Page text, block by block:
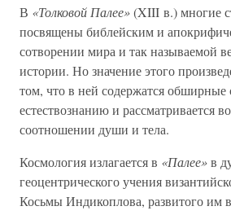
В «Толковой Палее»(XIII в.) многие
посвящены библейским и
сотворении мира и так называемой
истории. Но значение этого
том, что в ней содержатся обширные
естествознанию и рассматривается
соотношении души и тела.
Космология излагается в «Палее»в
геоцентрического учения
Косьмы Индикоплова, развитого им